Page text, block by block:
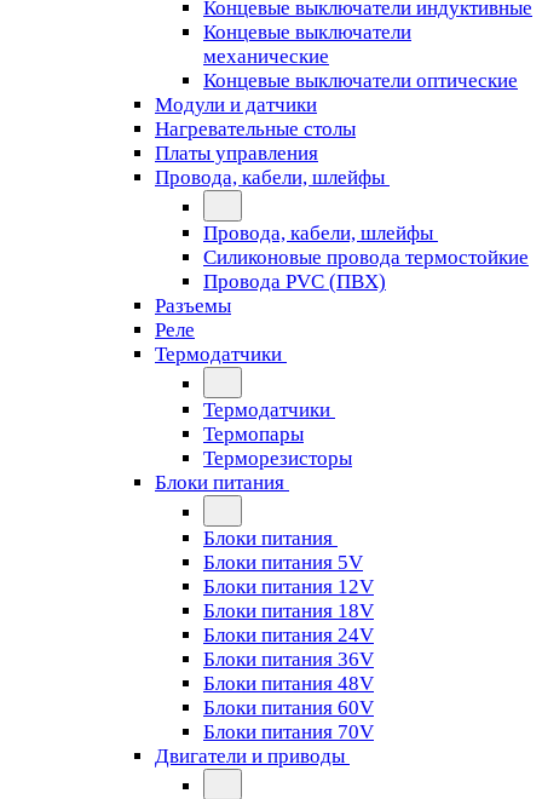
Концевые выключатели индуктивные
Концевые выключатели
механические
Концевые выключатели оптические
Модули и датчики
Нагревательные столы
Платы управления
Провода, кабели, шлейфы
Провода, кабели, шлейфы
Силиконовые провода термостойкие
Провода PVC (ПВХ)
Разъемы
Реле
Термодатчики
Термодатчики
Термопары
Терморезисторы
Блоки питания
Блоки питания
Блоки питания 5V
Блоки питания 12V
Блоки питания 18V
Блоки питания 24V
Блоки питания 36V
Блоки питания 48V
Блоки питания 60V
Блоки питания 70V
Двигатели и приводы